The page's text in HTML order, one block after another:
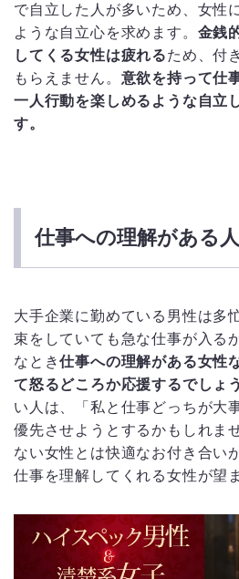
で自立した人が多いため、女性
ような自立心を求めます。 金銭
してくる女性は疲れるため、付
もらえません。 意欲を持って仕
一人行動を楽しめるような自立
す。
仕事への理解がある人
大手企業に勤めている男性は多
束をしていても急な仕事が入る
なとき仕事への理解がある女性
て怒るどころか応援するでしょう
い人は、「私と仕事どっちが大
優先させようとするかもしれま
ない女性とは快適なお付き合い
仕事を理解してくれる女性が望